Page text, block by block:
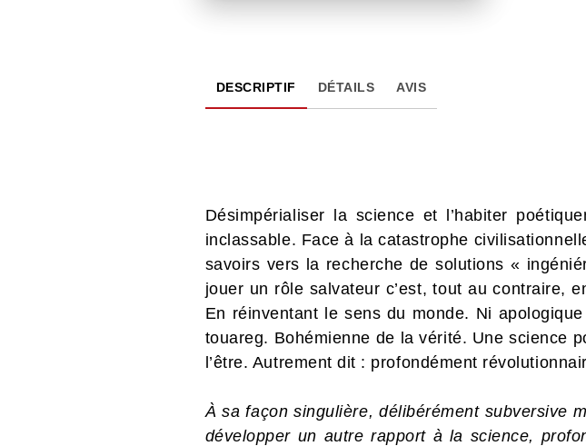
DESCRIPTIF DÉTAILS AVIS
Désimpérialiser la science et l’habiter
inclassable. Face à la catastrophe
savoirs vers la recherche de solutions «
jouer un rôle salvateur c’est, tout au contraire,
En réinventant le sens du monde. Ni
touareg. Bohémienne de la vérité. Une science
l’être. Autrement dit : profondément
À sa façon singulière, délibérément subversive
développer un autre rapport à la science,